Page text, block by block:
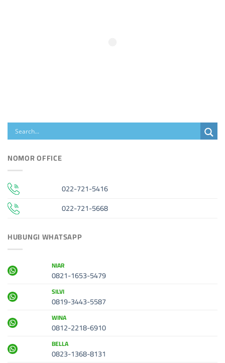
NOMOR OFFICE
022-721-5416
022-721-5668
HUBUNGI WHATSAPP
NIAR
0821-1653-5479
SILVI
0819-3443-5587
WINA
0812-2218-6910
BELLA
0823-1368-8131